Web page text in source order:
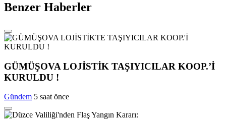
Benzer Haberler
GÜMÜŞOVA LOJİSTİK TAŞIYICILAR KOOP.’İ
KURULDU !
Gündem 5 saat önce